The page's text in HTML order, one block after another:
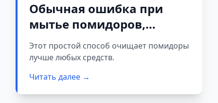
Обычная ошибка при
мытье помидоров,
которая может стоить
здоровья
Этот простой способ очищает помидоры
лучше любых средств.
Читать далее →